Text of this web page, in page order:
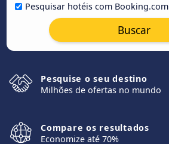
Pesquisar hotéis com Booking.com
Buscar
Pesquise o seu destino
Milhões de ofertas no mundo
Compare os resultados
Economize até 70%